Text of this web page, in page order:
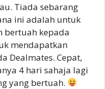
Tiada sebarang
ini adalah untuk
bertuah kepada
mendapatkan
Dealmates. Cepat,
4 hari sahaja lagi
yang bertuah.